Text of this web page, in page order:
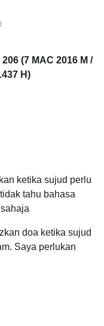
(7 MAC 2016 M /
H)
ketika sujud perlu
tahu bahasa
doa ketika sujud
Saya perlukan